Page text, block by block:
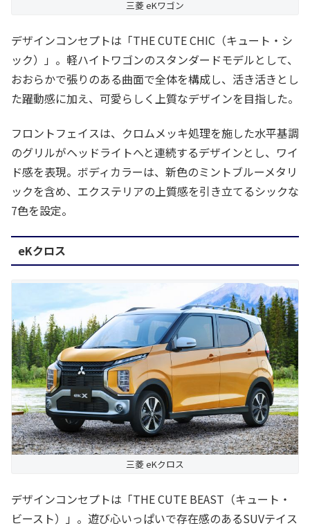
三菱 eKワゴン
デザインコンセプトは「THE CUTE CHIC（キュート・シ
ック）」。軽ハイトワゴンのスタンダードモデルとして、
おおらかで張りのある曲面で全体を構成し、活き活きとし
た躍動感に加え、可愛らしく上質なデザインを目指した。
フロントフェイスは、クロムメッキ処理を施した水平基調
のグリルがヘッドライトへと連続するデザインとし、ワイ
ド感を表現。ボディカラーは、新色のミントブルーメタリ
ックを含め、エクステリアの上質感を引き立てるシックな
7色を設定。
eKクロス
三菱 eKクロス
デザインコンセプトは「THE CUTE BEAST（キュート・
ビースト）」。遊び心いっぱいで存在感のあるSUVテイス